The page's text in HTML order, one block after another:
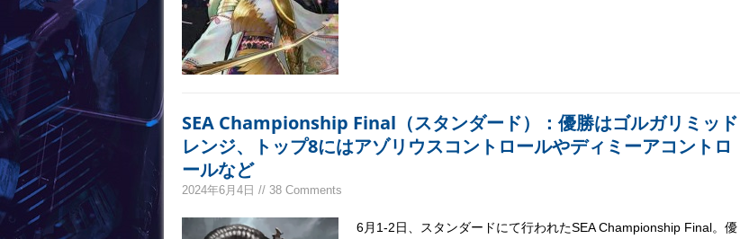
SEA Championship Final（スタンダード）：優勝はゴルガリミッド
レンジ、トップ8にはアゾリウスコントロールやディミーアコントロ
ールなど
2024年6月4日 // 38 Comments
6月1-2日、スタンダードにて行われたSEA Championship Final。優